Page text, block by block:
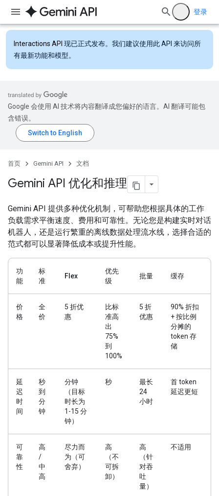
登录
Interactions API 现已正式发布。我们建议使用此 API 来访问所
有最新功能和模型。
Google 会使用 AI 技术将内容翻译成您偏好的语言。AI 翻译可能包
含错误。
首页 Gemini API 文档
Gemini API 优化和推理
Gemini API 提供多种优化机制，可帮助您根据具体的工作
负载需求平衡速度、费用和可靠性。无论您是构建实时对话
机器人，还是运行繁重的离线数据处理流水线，选择合适的
范式都可以显著降低成本或提升性能。
功
能
标
准
Flex
优先
级
批量 缓存
价
格
全
价
5 折优
惠
比标
准高
出
75%
到
100%
5 折
优惠
90% 折扣
+ 按比例
分摊的
token 存
储
延
迟
时
间
秒
到
分
钟
分钟
（目标
时长为
1-15 分
钟）
秒
最长
24
小时
首 token
延迟更短
可
靠
性
高
/
中
高
尽力而
为（可
舍弃）
高
（不
可拆
卸）
高
（针
对吞
吐
量）
不适用